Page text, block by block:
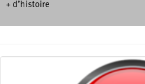
+ d’histoire